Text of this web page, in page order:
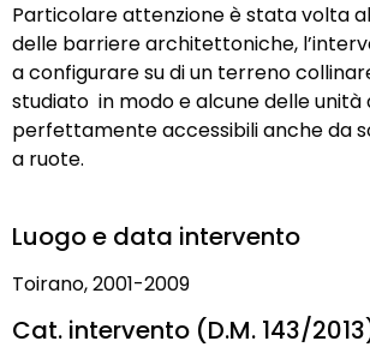
Particolare attenzione è stata volta
delle barriere architettoniche,
a configurare su di un terreno
studiato in modo e alcune delle unità
perfettamente accessibili anche da
a ruote.
Luogo e data intervento
Toirano, 2001-2009
Cat. intervento (D.M. 143/